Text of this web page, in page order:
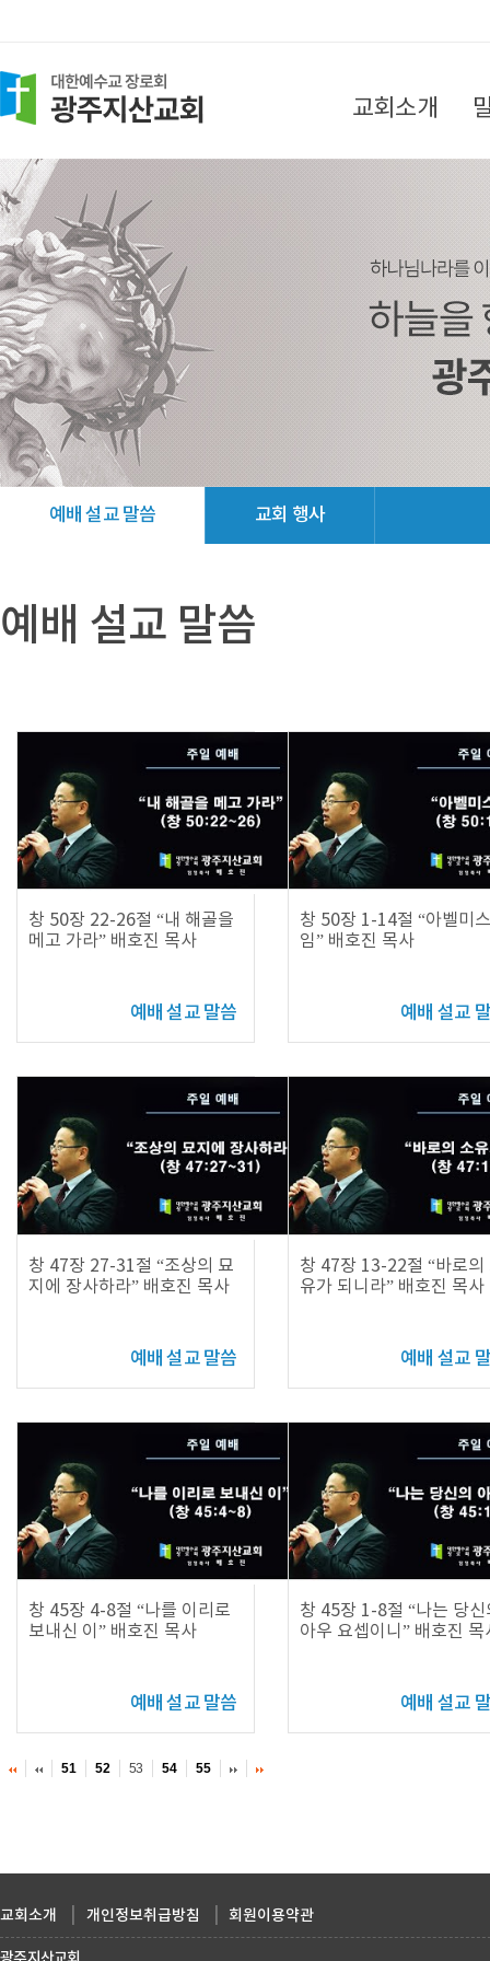
교회소개
찾아오시는 길
교회소식
예배 설교 말씀 교회 행사
예배 설교 말씀
예배 설교 말씀
창 50장 22-26절 “내 해골을
메고 가라” 배호진 목사
예배 설교
창 50장 1-14절 “아벨미
임” 배호진 목사
예배 설교 말씀
창 47장 27-31절 “조상의 묘
지에 장사하라” 배호진 목사
예배 설교
창 47장 13-22절 “바로의
유가 되니라” 배호진 목사
예배 설교 말씀
창 45장 4-8절 “나를 이리로
보내신 이” 배호진 목사
예배 설교
창 45장 1-8절 “나는 당신
아우 요셉이니” 배호진 목
51 52 53 54 55
교회소개 개인정보취급방침 회원이용약관